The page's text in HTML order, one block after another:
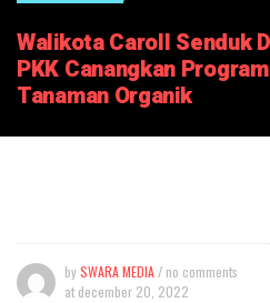
Walikota Caroll Senduk
PKK Canangkan
Tanaman Organik
bySWARA MEDIA/ no comments
at december 20, 2022